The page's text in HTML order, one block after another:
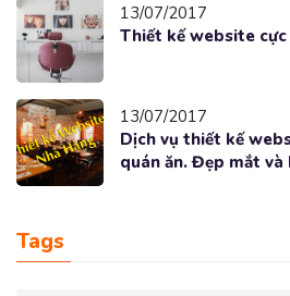
13/07/2017
Thiết kế website
13/07/2017
Dịch vụ thiết kế
quán ăn. Đẹp mắt và
Tags